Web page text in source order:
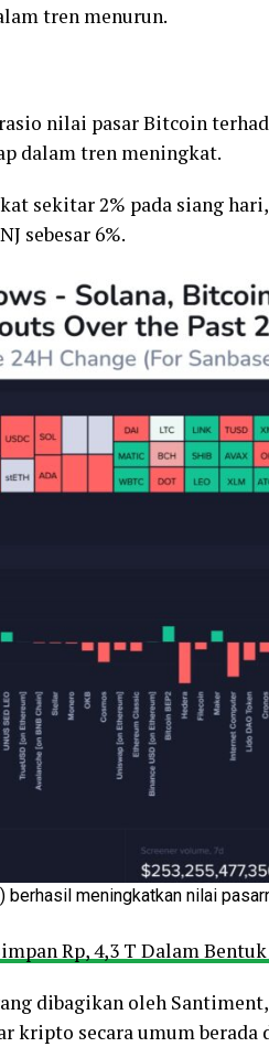
tren menurun.
nilai pasar Bitcoin
dalam tren meningkat.
sekitar 2% pada siang
sebesar 6%.
meningkatkan nilai
Rp, 4,3 T Dalam
dibagikan oleh
kripto secara umum